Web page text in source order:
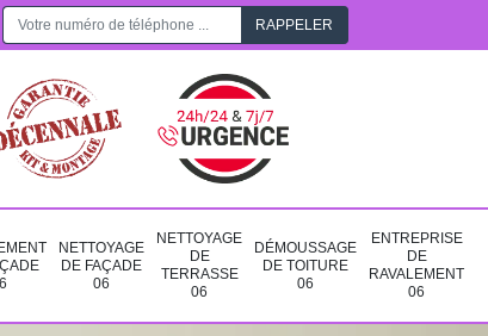
NETTOYAGE
DE FAÇADE
06
NETTOYAGE
DE
TERRASSE
06
DÉMOUSSAGE
DE TOITURE
06
ENTREPRISE
DE
RAVALEMENT
06